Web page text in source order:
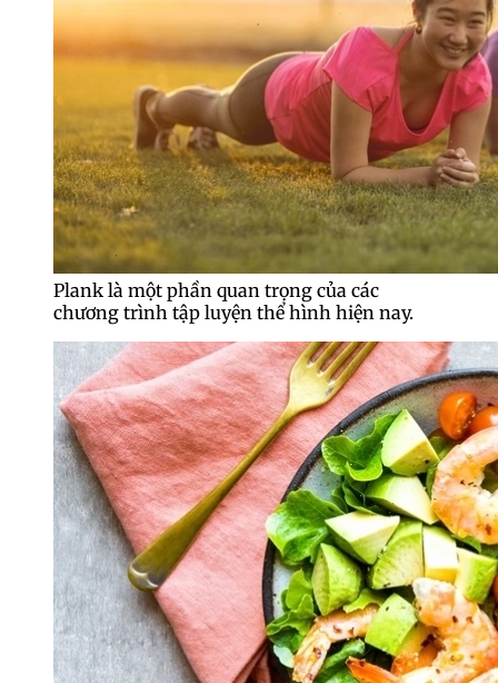
Plank là một phần quan trọng của các
chương trình tập luyện thể hình hiện nay.